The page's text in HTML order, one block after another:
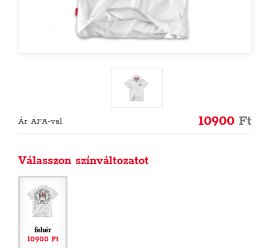
Ár ÁFA-val 10900 Ft
Válasszon színváltozatot
fehér
10900 Ft